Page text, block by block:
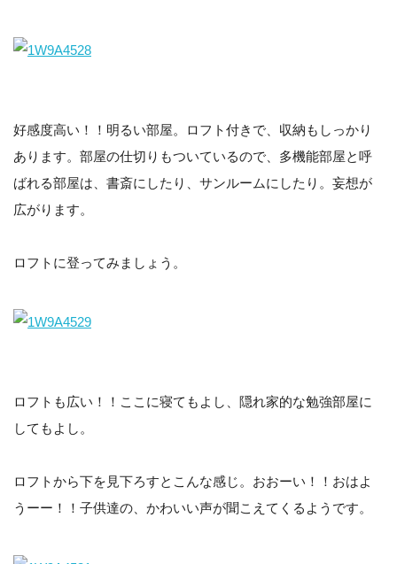
好感度高い！！明るい部屋。ロフト付きで、収納もしっかり
あります。部屋の仕切りもついているので、多機能部屋と呼
ばれる部屋は、書斎にしたり、サンルームにしたり。妄想が
広がります。
ロフトに登ってみましょう。
ロフトも広い！！ここに寝てもよし、隠れ家的な勉強部屋に
してもよし。
ロフトから下を見下ろすとこんな感じ。おおーい！！おはよ
うーー！！子供達の、かわいい声が聞こえてくるようです。